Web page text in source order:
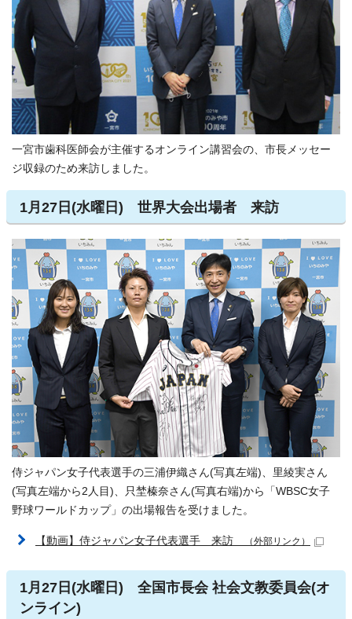
一宮市歯科医師会が主催するオンライン講習会の、市長メッセー
ジ収録のため来訪しました。
1月27日(水曜日) 世界大会出場者 来訪
侍ジャパン女子代表選手の三浦伊織さん(写真左端)、里綾実さん
(写真左端から2人目)、只埜榛奈さん(写真右端)から「WBSC女子
野球ワールドカップ」の出場報告を受けました。
【動画】侍ジャパン女子代表選手 来訪 （外部リンク）
1月27日(水曜日) 全国市長会 社会文教委員会(オ
ンライン)